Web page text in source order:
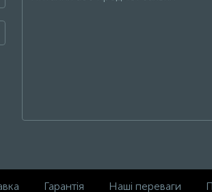
Гарантія Наші переваги